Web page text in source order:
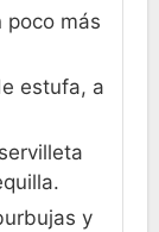
poco más
estufa, a
y